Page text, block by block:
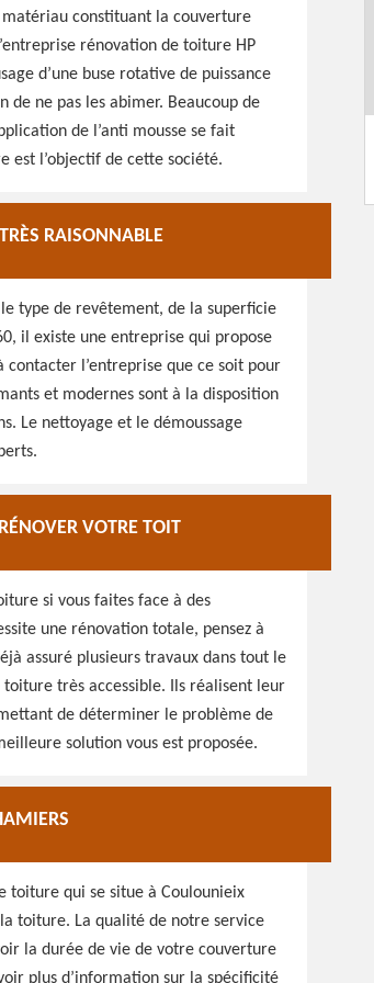
constituant la couverture
rénovation de toiture HP
d’une buse rotative de puissance
ne pas les abimer. Beaucoup de
de l’anti mousse se fait
est l’objectif de cette société.
RAISONNABLE
type de revêtement, de la superficie
il existe une entreprise qui propose
contacter l’entreprise que ce soit pour
et modernes sont à la disposition
Le nettoyage et le démoussage
VOTRE TOIT
si vous faites face à des
une rénovation totale, pensez à
assuré plusieurs travaux dans tout le
très accessible. Ils réalisent leur
de déterminer le problème de
solution vous est proposée.
toiture qui se situe à Coulounieix
toiture. La qualité de notre service
la durée de vie de votre couverture
plus d’information sur la spécificité